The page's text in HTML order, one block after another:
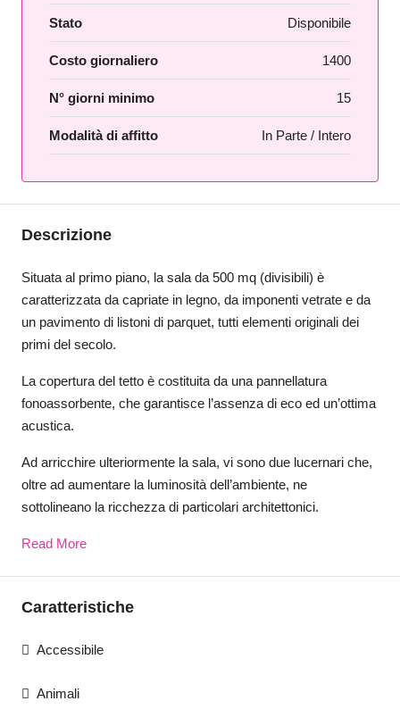
Stato Disponibile
Costo giornaliero 1400
N° giorni minimo 15
Modalità di affitto In Parte / Intero
Descrizione
Situata al primo piano, la sala da 500 mq (divisibili) è
caratterizzata da capriate in legno, da imponenti vetrate e da
un pavimento di listoni di parquet, tutti elementi originali dei
primi del secolo.
La copertura del tetto è costituita da una pannellatura
fonoassorbente, che garantisce l’assenza di eco ed un’ottima
acustica.
Ad arricchire ulteriormente la sala, vi sono due lucernari che,
oltre ad aumentare la luminosità dell’ambiente, ne
sottolineano la ricchezza di particolari architettonici.
Read More
Caratteristiche
Accessibile
Animali